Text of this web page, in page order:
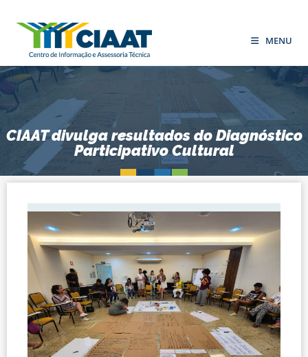
MENU
CIAAT divulga resultados do Diagnóstico
Participativo Cultural